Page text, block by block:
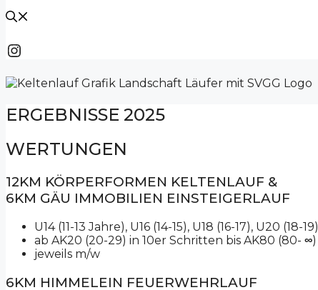
Instagram
ERGEBNISSE 2025
WERTUNGEN
12KM KÖRPERFORMEN KELTENLAUF &
6KM GÄU IMMOBILIEN EINSTEIGERLAUF
U14 (11-13 Jahre), U16 (14-15), U18 (16-17), U20 (18-19)
ab AK20 (20-29) in 10er Schritten bis AK80 (80- ∞)
jeweils m/w
6KM HIMMELEIN FEUERWEHRLAUF